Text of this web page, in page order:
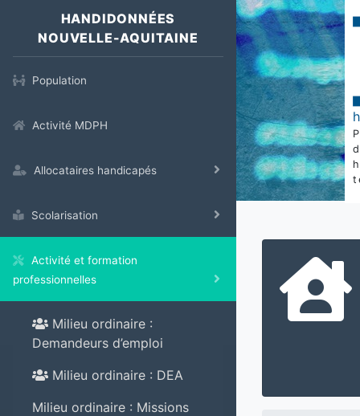
HANDIDONNÉES
NOUVELLE-AQUITAINE
Population
Activité MDPH
Allocataires handicapés
Scolarisation
Activité et formation
professionnelles
Milieu ordinaire :
Demandeurs d’emploi
Milieu ordinaire : DEA
Milieu ordinaire : Missions